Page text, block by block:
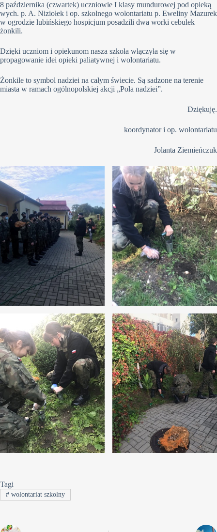
8 października (czwartek) uczniowie I klasy mundurowej pod opieką
wych. p. A. Niziołek i op. szkolnego wolontariatu p. Eweliny Mazurek
w ogrodzie lubińskiego hospicjum posadzili dwa worki cebulek
żonkili.
Dzięki uczniom i opiekunom nasza szkoła włączyła się w
propagowanie idei opieki paliatywnej i wolontariatu.
Żonkile to symbol nadziei na całym świecie. Są sadzone na terenie
miasta w ramach ogólnopolskiej akcji „Pola nadziei”.
Dziękuję.
koordynator i op. wolontariatu
Jolanta Ziemieńczuk
Tagi
#wolontariat szkolny